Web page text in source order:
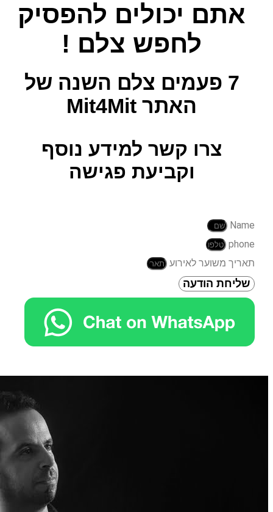
אתם יכולים להפסיק
לחפש צלם !
7 פעמים צלם השנה
של
האתר Mit4Mit
צרו קשר למידע נוסף
וקביעת פגישה
Name
phone
תאריך משוער לאירוע
שליחת הודעה